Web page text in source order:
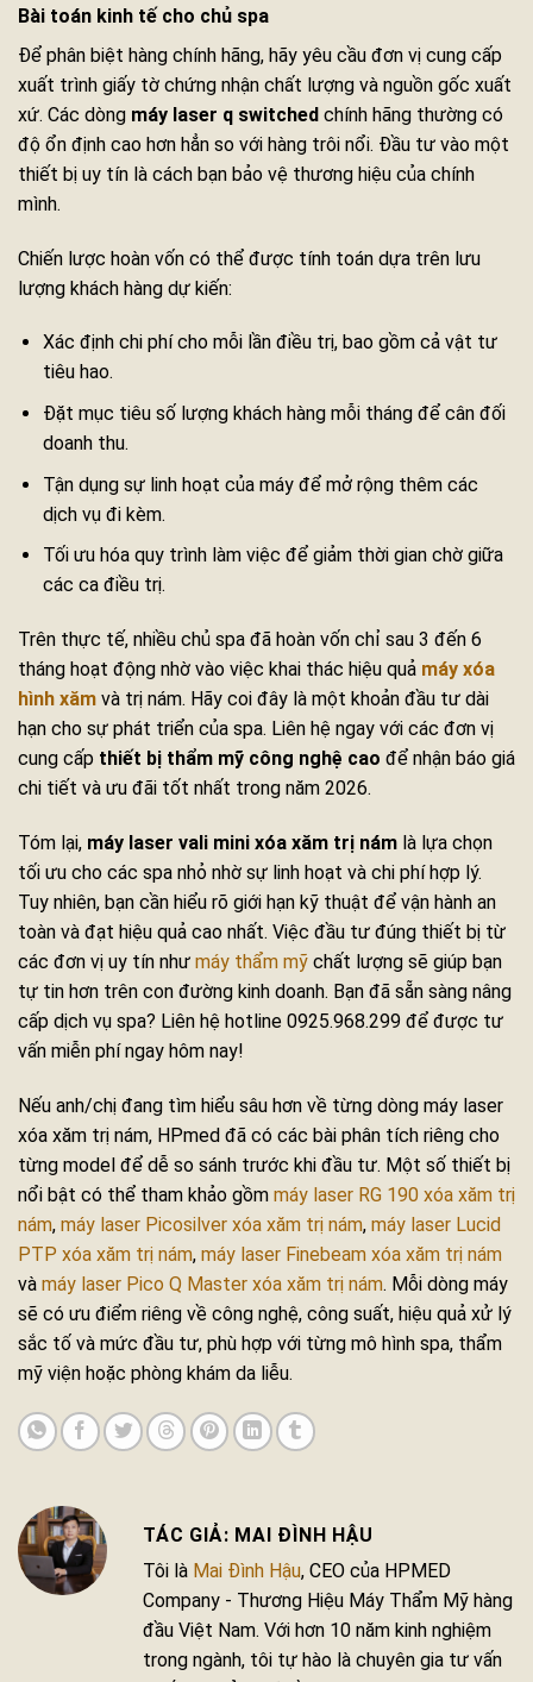
Bài toán kinh tế cho chủ spa
Để phân biệt hàng chính hãng, hãy yêu cầu đơn vị cung cấp
xuất trình giấy tờ chứng nhận chất lượng và nguồn gốc xuất
xứ. Các dòng máy laser q switched chính hãng thường có
độ ổn định cao hơn hẳn so với hàng trôi nổi. Đầu tư vào một
thiết bị uy tín là cách bạn bảo vệ thương hiệu của chính
mình.
Chiến lược hoàn vốn có thể được tính toán dựa trên lưu
lượng khách hàng dự kiến:
Xác định chi phí cho mỗi lần điều trị, bao gồm cả vật tư
tiêu hao.
Đặt mục tiêu số lượng khách hàng mỗi tháng để cân đối
doanh thu.
Tận dụng sự linh hoạt của máy để mở rộng thêm các
dịch vụ đi kèm.
Tối ưu hóa quy trình làm việc để giảm thời gian chờ giữa
các ca điều trị.
Trên thực tế, nhiều chủ spa đã hoàn vốn chỉ sau 3 đến 6
tháng hoạt động nhờ vào việc khai thác hiệu quả máy xóa
hình xăm và trị nám. Hãy coi đây là một khoản đầu tư dài
hạn cho sự phát triển của spa. Liên hệ ngay với các đơn vị
cung cấp thiết bị thẩm mỹ công nghệ cao để nhận báo giá
chi tiết và ưu đãi tốt nhất trong năm 2026.
Tóm lại, máy laser vali mini xóa xăm trị nám là lựa chọn
tối ưu cho các spa nhỏ nhờ sự linh hoạt và chi phí hợp lý.
Tuy nhiên, bạn cần hiểu rõ giới hạn kỹ thuật để vận hành an
toàn và đạt hiệu quả cao nhất. Việc đầu tư đúng thiết bị từ
các đơn vị uy tín như máy thẩm mỹ chất lượng sẽ giúp bạn
tự tin hơn trên con đường kinh doanh. Bạn đã sẵn sàng nâng
cấp dịch vụ spa? Liên hệ hotline 0925.968.299 để được tư
vấn miễn phí ngay hôm nay!
Nếu anh/chị đang tìm hiểu sâu hơn về từng dòng máy laser
xóa xăm trị nám, HPmed đã có các bài phân tích riêng cho
từng model để dễ so sánh trước khi đầu tư. Một số thiết bị
nổi bật có thể tham khảo gồm máy laser RG 190 xóa xăm trị
nám, máy laser Picosilver xóa xăm trị nám, máy laser Lucid
PTP xóa xăm trị nám, máy laser Finebeam xóa xăm trị nám
và máy laser Pico Q Master xóa xăm trị nám. Mỗi dòng máy
sẽ có ưu điểm riêng về công nghệ, công suất, hiệu quả xử lý
sắc tố và mức đầu tư, phù hợp với từng mô hình spa, thẩm
mỹ viện hoặc phòng khám da liễu.
MAI ĐÌNH HẬU
Tôi là Mai Đình Hậu, CEO của HPMED
Company - Thương Hiệu Máy Thẩm Mỹ hàng
đầu Việt Nam. Với hơn 10 năm kinh nghiệm
trong ngành, tôi tự hào là chuyên gia tư vấn